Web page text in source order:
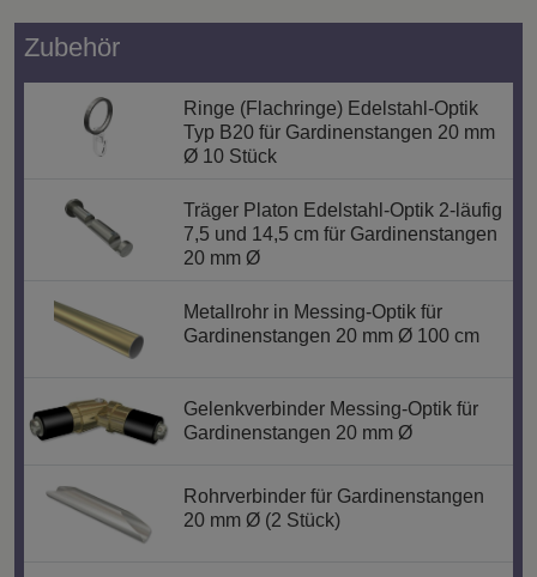
Zubehör
Ringe (Flachringe) Edelstahl-Optik
Typ B20 für Gardinenstangen 20 mm
Ø 10 Stück
Träger Platon Edelstahl-Optik 2-läufig
7,5 und 14,5 cm für Gardinenstangen
20 mm Ø
Metallrohr in Messing-Optik für
Gardinenstangen 20 mm Ø 100 cm
Gelenkverbinder Messing-Optik für
Gardinenstangen 20 mm Ø
Rohrverbinder für Gardinenstangen
20 mm Ø (2 Stück)